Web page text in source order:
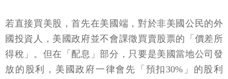
若直接買美股，首先在美國端，對於非美國公民的外
國投資人，美國政府並不會課徵買賣股票的「價差所
得稅」。但在「配息」部分，只要是美國當地公司發
放的股利，美國政府一律會先「預扣30%」的股利